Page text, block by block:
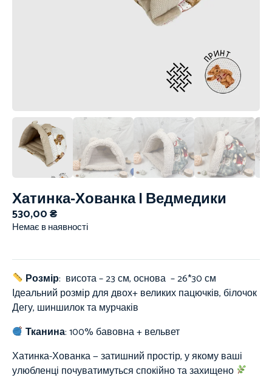
Хатинка-Хованка | Ведмедики
530,00₴
Немає в наявності
Розмір: висота – 23 см, основа – 26*30 см
Ідеальний розмір для двох+ великих пацючків, білочок
Дегу, шиншилок та мурчаків
Тканина:100% бавовна + вельвет
Хатинка-Хованка — затишний простір, у якому ваші
улюбленці почуватимуться спокійно та захищено